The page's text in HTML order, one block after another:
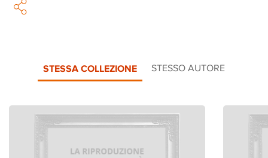
STESSA COLLEZIONE STESSO AUTORE